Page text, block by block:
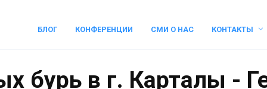
БЛОГ КОНФЕРЕНЦИИ СМИ О НАС КОНТАКТЫ
бурь в г. Карталы -